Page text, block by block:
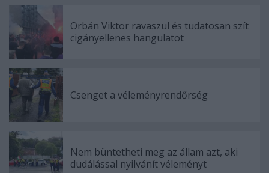
Orbán Viktor ravaszul és tudatosan szít
cigányellenes hangulatot
Csenget a véleményrendőrség
Nem büntetheti meg az állam azt, aki
dudálással nyilvánít véleményt